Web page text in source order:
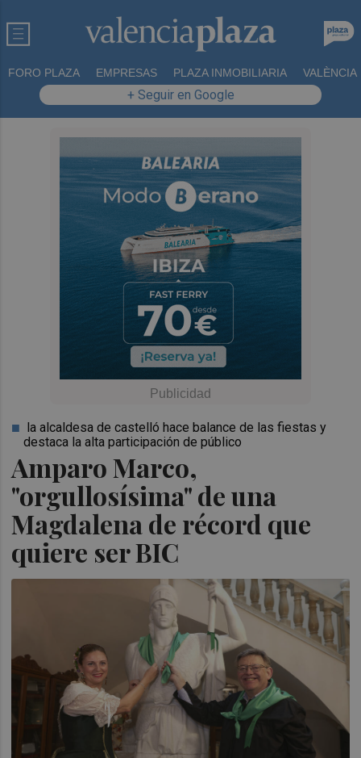
FORO PLAZA EMPRESAS PLAZA INMOBILIARIA VALÈNCIA
+ Seguir en Google
Amparo Marco,
"orgullosísima" de una
Magdalena de récord que
quiere ser BIC
la alcaldesa de castelló hace balance de las fiestas y
destaca la alta participación de público